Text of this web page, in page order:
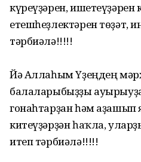
күреүҙәрен,
етешһеҙлектәрен төҙәт,
тәрбиәлә!!!!!
Йә Аллаһым Үҙеңдең
балаларыбыҙҙы
гонаһтарҙан һәм аҙашып
китеүҙәрҙән һаҡла,
итеп тәрбиәлә!!!!!